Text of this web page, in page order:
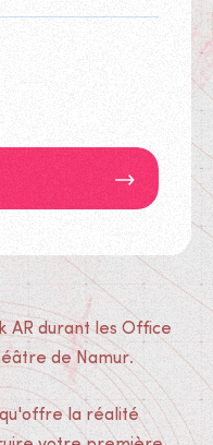
AR durant les Office
de Namur.
qu'offre la réalité